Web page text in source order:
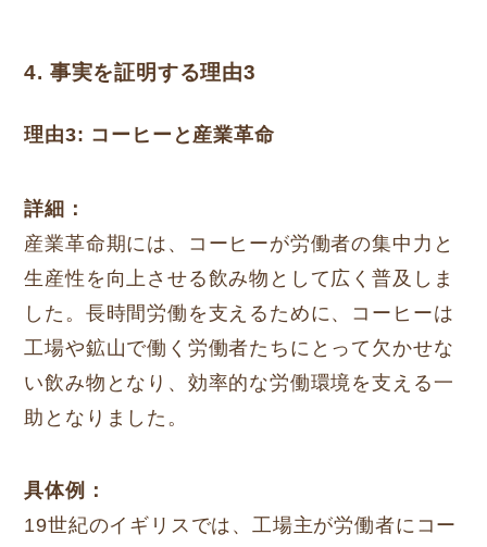
4. 事実を証明する理由3
理由3: コーヒーと産業革命
詳細：
産業革命期には、コーヒーが労働者の集中力と
生産性を向上させる飲み物として広く普及しま
した。長時間労働を支えるために、コーヒーは
工場や鉱山で働く労働者たちにとって欠かせな
い飲み物となり、効率的な労働環境を支える一
助となりました。
具体例：
19世紀のイギリスでは、工場主が労働者にコー